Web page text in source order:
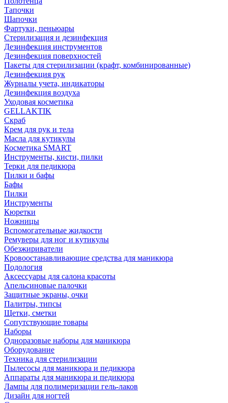
Тапочки
Шапочки
Фартуки, пеньюары
Стерилизация и дезинфекция
Дезинфекция инструментов
Дезинфекция поверхностей
Пакеты для стерилизации (крафт, комбинированные)
Дезинфекция рук
Журналы учета, индикаторы
Дезинфекция воздуха
Уходовая косметика
GELLAKTIK
Скраб
Крем для рук и тела
Масла для кутикулы
Косметика SMART
Инструменты, кисти, пилки
Терки для педикюра
Пилки и бафы
Бафы
Пилки
Инструменты
Кюретки
Ножницы
Вспомогательные жидкости
Ремуверы для ног и кутикулы
Обезжириватели
Кровоостанавливающие средства для маникюра
Подология
Аксессуары для салона красоты
Апельсиновые палочки
Защитные экраны, очки
Палитры, типсы
Щетки, сметки
Сопутствующие товары
Наборы
Одноразовые наборы для маникюра
Оборудование
Техника для стерилизации
Пылесосы для маникюра и педикюра
Аппараты для маникюра и педикюра
Лампы для полимеризации гель-лаков
Дизайн для ногтей